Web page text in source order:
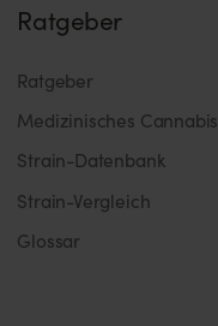
Ratgeber
Ratgeber
Medizinisches Cannabis
Strain-Datenbank
Strain-Vergleich
Glossar